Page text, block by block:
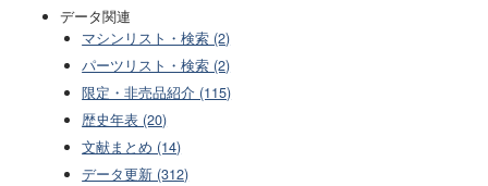
データ関連
マシンリスト・検索 (2)
パーツリスト・検索 (2)
限定・非売品紹介 (115)
歴史年表 (20)
文献まとめ (14)
データ更新 (312)